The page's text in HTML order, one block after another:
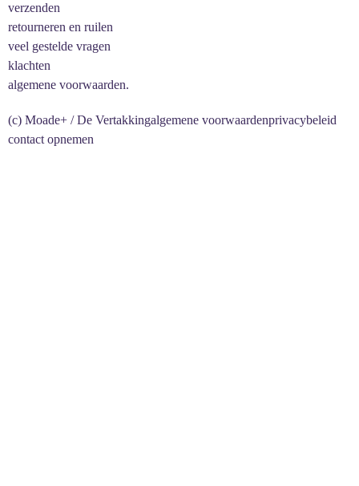
verzenden
retourneren en ruilen
veel gestelde vragen
klachten
algemene voorwaarden.
(c) Moade+ / De Vertakkingalgemene voorwaardenprivacybeleid
contact opnemen